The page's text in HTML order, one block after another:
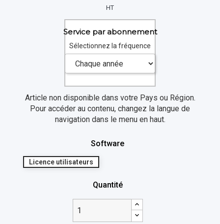
HT
Service par abonnement
Sélectionnez la fréquence
Article non disponible dans votre Pays ou Région.
Pour accéder au contenu, changez la langue de
navigation dans le menu en haut.
Software
Licence utilisateurs
Quantité